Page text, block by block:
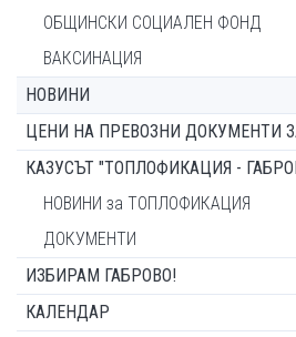
ОБЩИНСКИ СОЦИАЛЕН ФОНД
ВАКСИНАЦИЯ
НОВИНИ
ЦЕНИ НА ПРЕВОЗНИ ДОКУМЕНТИ
КАЗУСЪТ "ТОПЛОФИКАЦИЯ -
НОВИНИ за ТОПЛОФИКАЦИЯ
ДОКУМЕНТИ
ИЗБИРАМ ГАБРОВО!
КАЛЕНДАР